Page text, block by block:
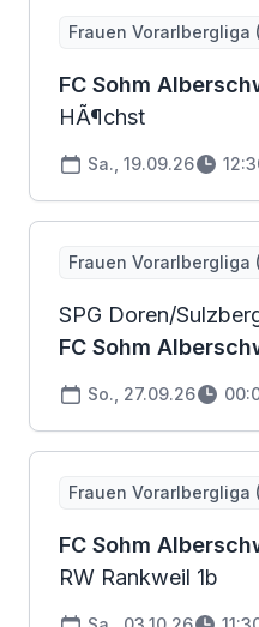
Frauen Vorarlbergliga
FC Sohm
HÃ¶chst
Sa., 19.09.26
Frauen Vorarlbergliga
SPG Doren/
FC Sohm
So., 27.09.26
Frauen Vorarlbergliga
FC Sohm
RW Rankweil 1b